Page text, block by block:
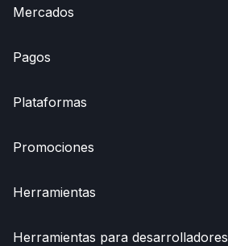
Mercados
Pagos
Plataformas
Promociones
Herramientas
Herramientas para desarrolladores